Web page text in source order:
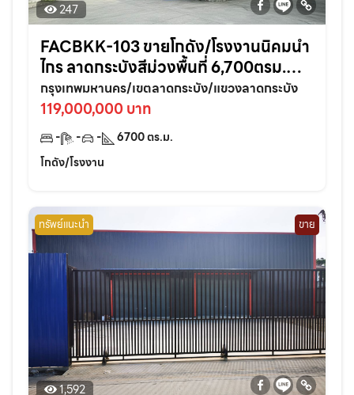
247
FACBKK-103 ขายโกดัง/โรงงานนิคมนำ
ไกร ลาดกระบังสีม่วงพื้นที่ 6,700ตรม.
พร้อมใบรง. จ.กรุงเทพฯ
กรุงเทพมหานคร/เขตลาดกระบัง/แขวงลาดกระบัง
119,000,000 บาท
- - - 6700ตร.ม.
โกดัง/โรงงาน
ทรัพย์แนะนำ ขาย
1,592